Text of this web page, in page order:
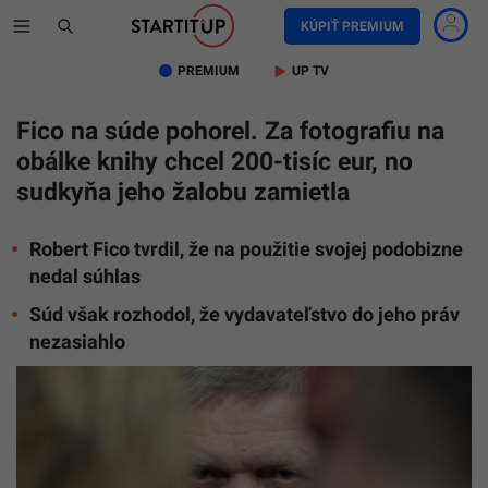
KÚPIŤ PREMIUM
PREMIUM UP TV
Fico na súde pohorel. Za fotografiu na
obálke knihy chcel 200-tisíc eur, no
sudkyňa jeho žalobu zamietla
Robert Fico tvrdil, že na použitie svojej podobizne
nedal súhlas
Súd však rozhodol, že vydavateľstvo do jeho práv
nezasiahlo